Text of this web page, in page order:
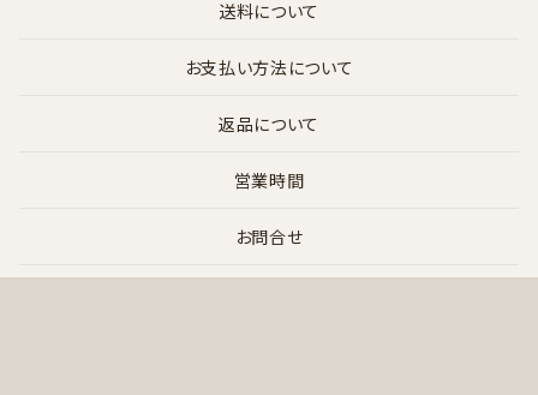
送料について
お支払い方法について
返品について
営業時間
お問合せ